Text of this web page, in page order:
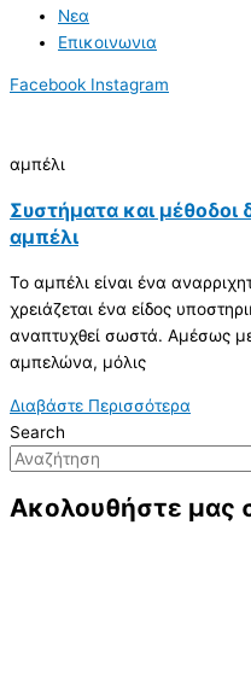
Νεα
Επικοινωνια
Facebook Instagram
αμπέλι
Συστήματα και
αμπέλι
Το αμπέλι είναι ένα
χρειάζεται ένα είδος
αναπτυχθεί σωστά. Αμέσως
αμπελώνα, μόλις
Διαβάστε Περισσότερα
Search
Ακολουθήστε μας